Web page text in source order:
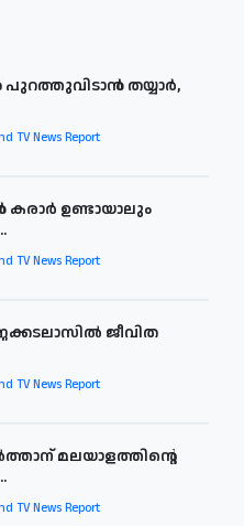
തയ്യാര്‍,
TV News Report
ഉണ്ടായാലും
TV News Report
ജീവിത
TV News Report
മലയാളത്തിന്റെ
TV News Report